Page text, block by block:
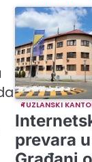
TUZLANSKI
prevara